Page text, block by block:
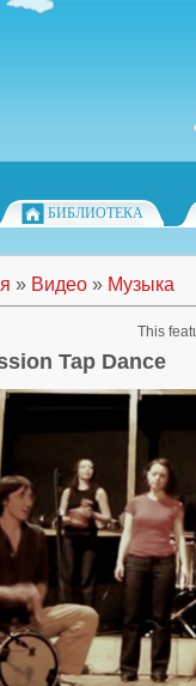
БИБЛИОТЕКА
» Видео » Музыка
Tap Dance
This